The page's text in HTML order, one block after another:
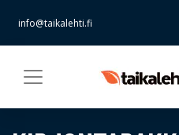
info@taikalehti.fi